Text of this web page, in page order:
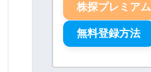
株探プレミアム
無料登録方法